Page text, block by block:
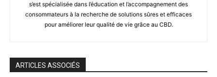
s’est spécialisée dans l’éducation et l’accompagnement des
consommateurs à la recherche de solutions sûres et efficaces
pour améliorer leur qualité de vie grâce au CBD.
ARTICLES ASSOCIÉS